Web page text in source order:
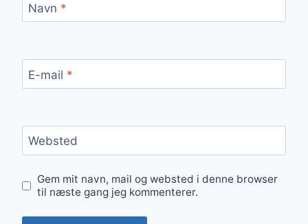
Navn *
E-mail *
Websted
Gem mit navn, mail og websted i denne browser
til næste gang jeg kommenterer.